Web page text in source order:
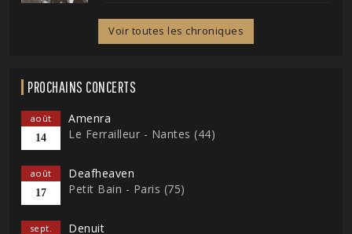
Voir toutes les chroniques
PROCHAINS CONCERTS
août
14
Amenra
Le Ferrailleur - Nantes (44)
août
17
Deafheaven
Petit Bain - Paris (75)
sept.
Denuit